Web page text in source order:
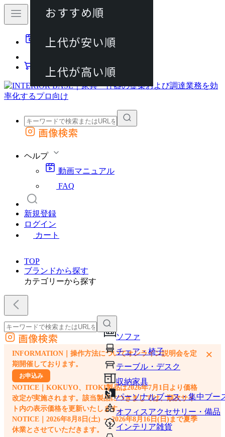
動画マニュアル
カート
外部サイトの商品をカートに追加
画像検索
ヘルプ
動画マニュアル
FAQ
新規登録
ログイン
カート
TOP
ブランドから探す
カテゴリーから探す
ソファ
チェア・椅子
テーブル・デスク
収納家具
パーソナルブース・集中ブー
オフィスアクセサリー・備品
インテリア雑貨
外部サイトの商品をカートに追加
他のサイトで見つけた商品ページのURLを貼り付けて、カートに追加できます
画像検索
INFORMATION｜操作方法についてオンライン説明会を定
期開催しております。
お申込み
NOTICE｜KOKUYO、ITOKI製品は2026年7月1日より価格
改定が実施されます。該当製品につきましては、順次サイ
ト内の表示価格を更新いたします。
NOTICE｜2026年8月8日(土) ～ 2026年8月16日(日)まで夏季
休業とさせていただきます。
×
おすすめ順
上代が安い順
上代が高い順